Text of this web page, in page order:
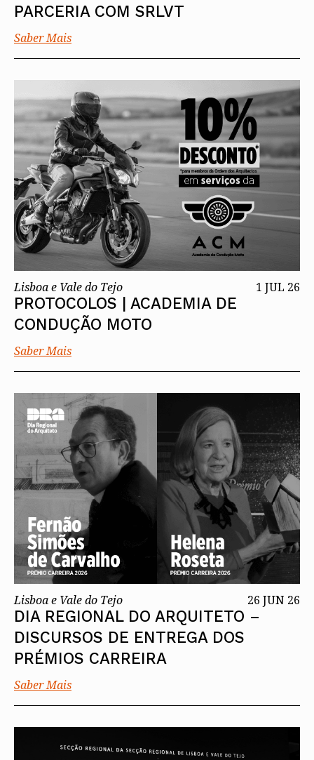
PARCERIA COM SRLVT
Saber Mais
Lisboa e Vale do Tejo 1 JUL 26
PROTOCOLOS | ACADEMIA DE
CONDUÇÃO MOTO
Saber Mais
Lisboa e Vale do Tejo 26 JUN 26
DIA REGIONAL DO ARQUITETO –
DISCURSOS DE ENTREGA DOS
PRÉMIOS CARREIRA
Saber Mais